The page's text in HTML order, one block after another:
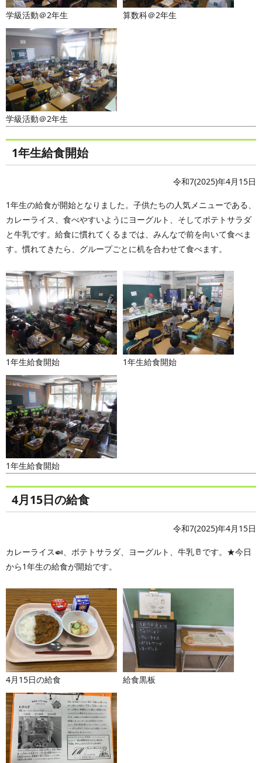
学級活動＠2年生 算数科＠2年生
学級活動＠2年生
1年生給食開始
令和7(2025)年4月15日
1年生の給食が開始となりました。子供たちの人気メニューである、
カレーライス、食べやすいようにヨーグルト、そしてポテトサラダ
と牛乳です。給食に慣れてくるまでは、みんなで前を向いて食べま
す。慣れてきたら、グループごとに机を合わせて食べます。
1年生給食開始 1年生給食開始
1年生給食開始
4月15日の給食
令和7(2025)年4月15日
カレーライス🍛、ポテトサラダ、ヨーグルト、牛乳🥛です。★今日
から1年生の給食が開始です。
4月15日の給食 給食黒板